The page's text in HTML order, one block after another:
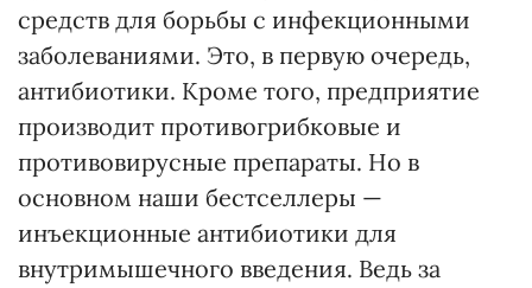
средств для борьбы с инфекционными
заболеваниями. Это, в первую очередь,
антибиотики. Кроме того, предприятие
производит противогрибковые и
противовирусные препараты. Но в
основном наши бестселлеры —
инъекционные антибиотики для
внутримышечного введения. Ведь за